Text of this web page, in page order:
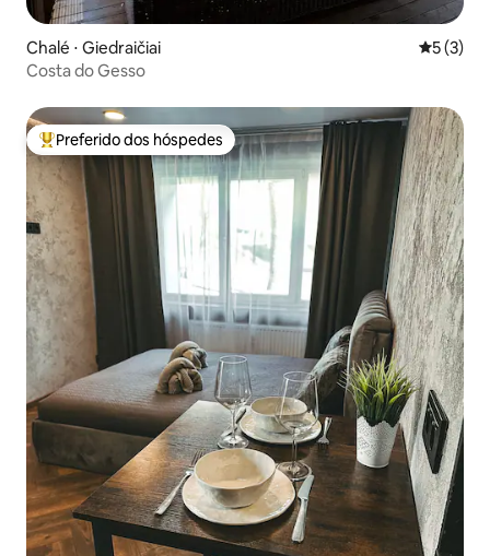
Chalé ⋅ Giedraičiai 5 de
5 (3)
Costa do Gesso
Entre os melhores preferidos dos hóspedes
Preferido dos hóspedes